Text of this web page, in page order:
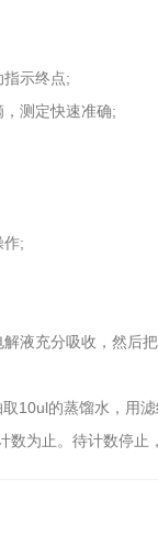
示终点;
测定快速准确;
;
充分吸收，然后
的蒸馏水，用
为止。待计数停